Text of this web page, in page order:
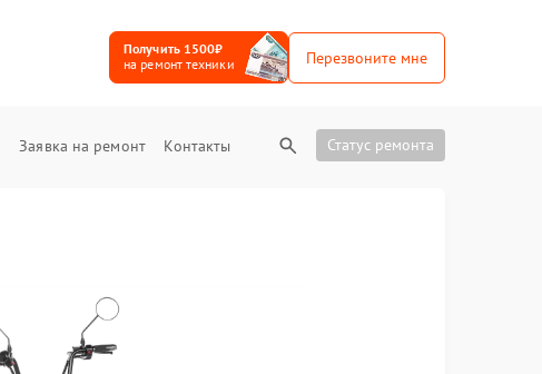
Получить 1500₽
на ремонт техники
Перезвоните мне
Заявка на ремонт Контакты Статус ремонта